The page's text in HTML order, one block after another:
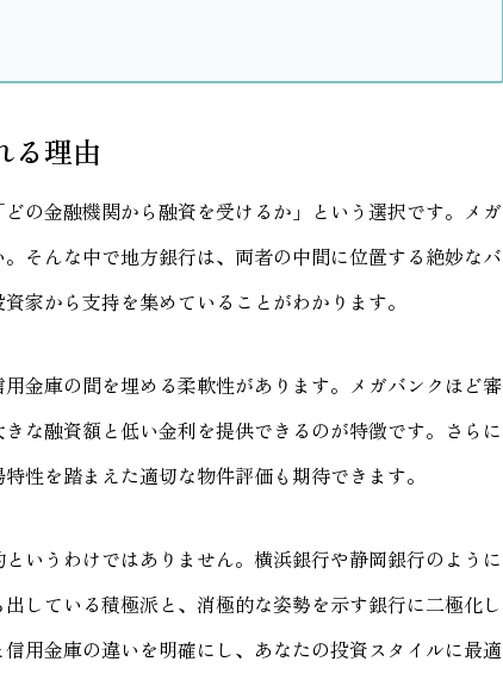
る理由
の金融機関から融資を受けるか」という選択です。メガ
そんな中で地方銀行は、両者の中間に位置する絶妙なバ
家から支持を集めていることがわかります。
金庫の間を埋める柔軟性があります。メガバンクほど審
な融資額と低い金利を提供できるのが特徴です。さらに
性を踏まえた適切な物件評価も期待できます。
いうわけではありません。横浜銀行や静岡銀行のように
している積極派と、消極的な姿勢を示す銀行に二極化し
用金庫の違いを明確にし、あなたの投資スタイルに最適